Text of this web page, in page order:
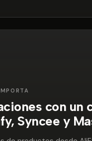
con un
Syncee y